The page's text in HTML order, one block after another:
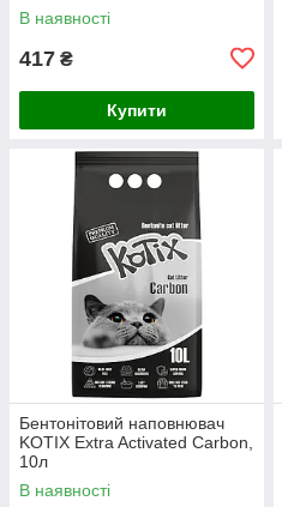
В наявності
417 ₴
Купити
Бентонітовий наповнювач
KOTIX Extra Activated Carbon,
10л
В наявності